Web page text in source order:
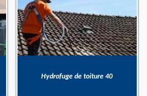
Hydrofuge de toiture 40